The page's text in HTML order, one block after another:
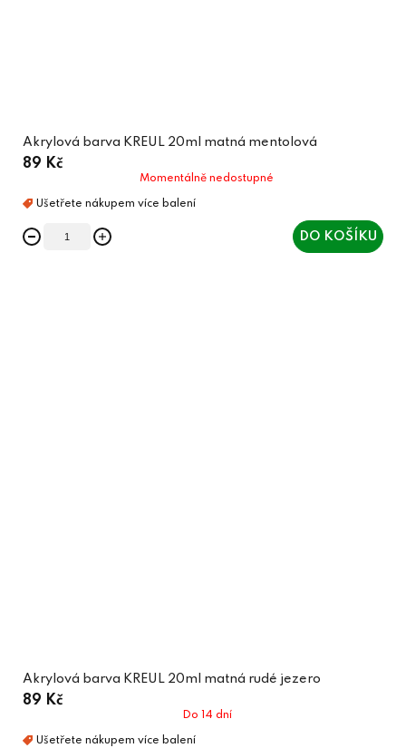
Akrylová barva KREUL 20ml matná mentolová
89 Kč
Momentálně nedostupné
DO KOŠÍKU
Akrylová barva KREUL 20ml matná rudé jezero
89 Kč
Do 14 dní